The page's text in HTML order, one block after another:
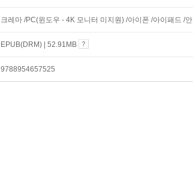
크레마 /PC(윈도우 - 4K 모니터 미지원) /아이폰 /아이패드 /
EPUB(DRM) | 52.91MB
9788954657525